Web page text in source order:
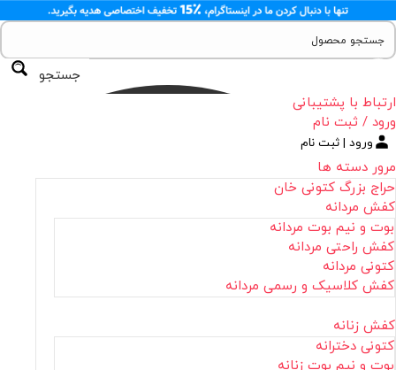
جستجو
ارتباط با پشتیبانی
ورود / ثبت نام
ورود | ثبت نام
مرور دسته ها
حراج بزرگ کتونی خان
کفش مردانه
بوت و نیم بوت مردانه
کفش راحتی مردانه
کتونی مردانه
کفش کلاسیک و رسمی مردانه
کفش زنانه
کتونی دخترانه
بوت و نیم بوت زنانه